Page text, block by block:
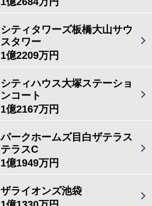
シティタワーズ板橋大山サウ
スタワー
1億2209万円
シティハウス大塚ステーショ
ンコート
1億2167万円
パークホームズ目白ザテラス
テラスC
1億1949万円
ザライオンズ池袋